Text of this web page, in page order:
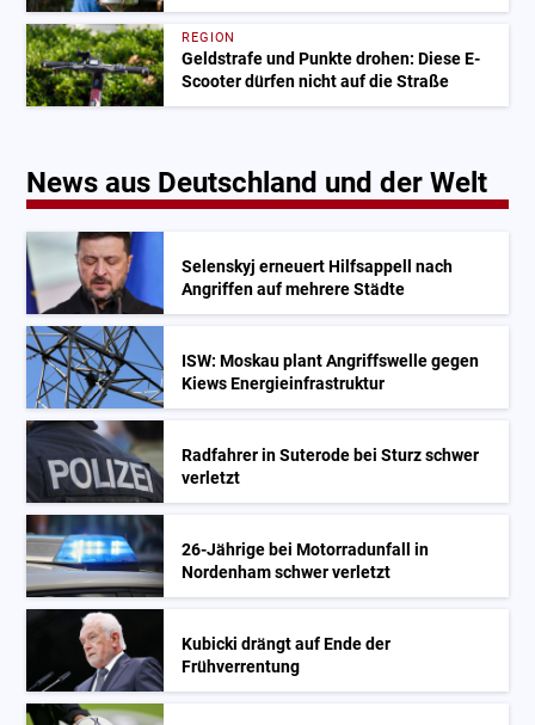
REGION
Geldstrafe und Punkte drohen: Diese E-
Scooter dürfen nicht auf die Straße
News aus Deutschland und der Welt
Selenskyj erneuert Hilfsappell nach
Angriffen auf mehrere Städte
ISW: Moskau plant Angriffswelle gegen
Kiews Energieinfrastruktur
Radfahrer in Suterode bei Sturz schwer
verletzt
26-Jährige bei Motorradunfall in
Nordenham schwer verletzt
Kubicki drängt auf Ende der
Frühverrentung